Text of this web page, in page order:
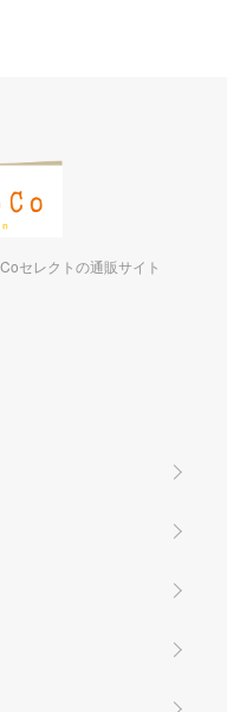
セレクトの通販サイト